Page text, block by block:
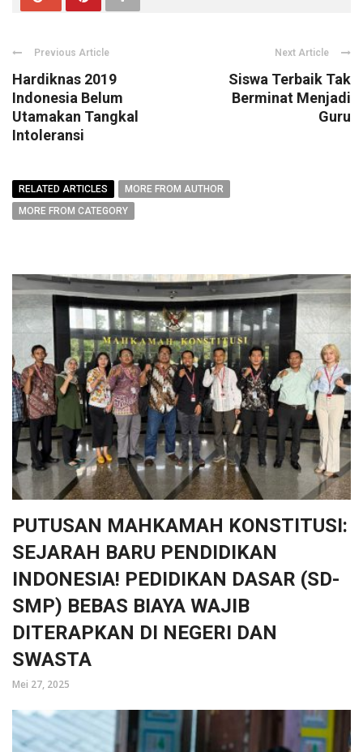
Previous Article
Hardiknas 2019
Indonesia Belum
Utamakan Tangkal
Intoleransi
Next Article
Siswa Terbaik Tak
Berminat Menjadi
Guru
RELATED ARTICLES
MORE FROM AUTHOR
MORE FROM CATEGORY
PUTUSAN MAHKAMAH KONSTITUSI:
SEJARAH BARU PENDIDIKAN
INDONESIA! PEDIDIKAN DASAR (SD-
SMP) BEBAS BIAYA WAJIB
DITERAPKAN DI NEGERI DAN
SWASTA
Mei 27, 2025